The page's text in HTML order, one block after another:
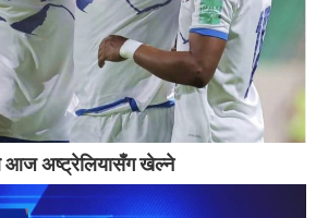
आज अष्ट्रेलियासँग खेल्ने